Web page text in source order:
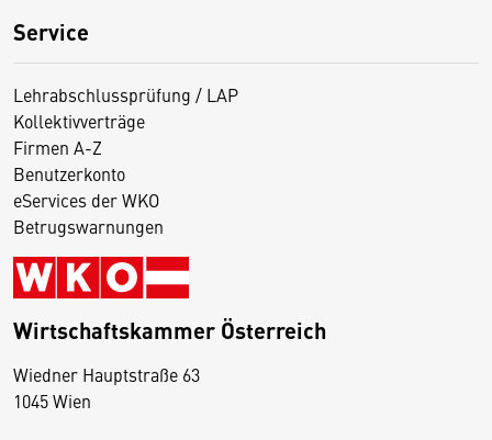
Service
Lehrabschlussprüfung / LAP
Kollektivverträge
Firmen A-Z
Benutzerkonto
eServices der WKO
Betrugswarnungen
Wirtschaftskammer Österreich
Wiedner Hauptstraße 63
1045 Wien
D